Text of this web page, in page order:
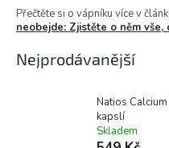
Přečtěte si o vápníku více v
neobejde: Zjistěte o něm
Nejprodávanější
Natios
kapslí
Skladem